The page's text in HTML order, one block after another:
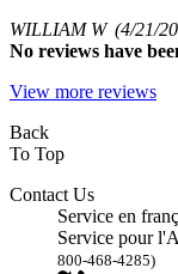
WILLIAM W (4/21/
No reviews have
View more reviews
Back
To Top
Contact Us
Service en
Service pour
800-468-4285)